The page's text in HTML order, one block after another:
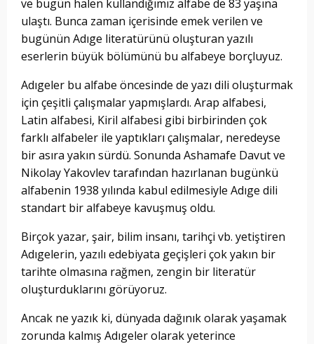
ve bugün halen kullandığımız alfabe de 83 yaşına
ulaştı. Bunca zaman içerisinde emek verilen ve
bugünün Adıge literatürünü oluşturan yazılı
eserlerin büyük bölümünü bu alfabeye borçluyuz.
Adıgeler bu alfabe öncesinde de yazı dili oluşturmak
için çeşitli çalışmalar yapmışlardı. Arap alfabesi,
Latin alfabesi, Kiril alfabesi gibi birbirinden çok
farklı alfabeler ile yaptıkları çalışmalar, neredeyse
bir asıra yakın sürdü. Sonunda Ashamafe Davut ve
Nikolay Yakovlev tarafından hazırlanan bugünkü
alfabenin 1938 yılında kabul edilmesiyle Adıge dili
standart bir alfabeye kavuşmuş oldu.
Birçok yazar, şair, bilim insanı, tarihçi vb. yetiştiren
Adıgelerin, yazılı edebiyata geçişleri çok yakın bir
tarihte olmasına rağmen, zengin bir literatür
oluşturduklarını görüyoruz.
Ancak ne yazık ki, dünyada dağınık olarak yaşamak
zorunda kalmış Adıgeler olarak yeterince